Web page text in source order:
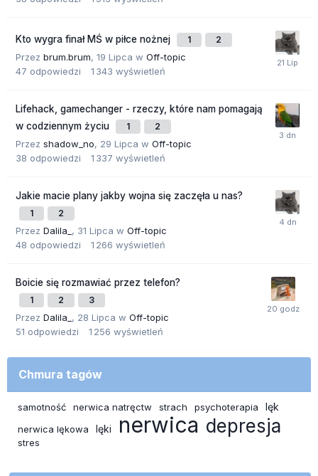
Kto wygra finał MŚ w piłce nożnej 1 2
Przez brum.brum, 19 Lipca w Off-topic
47 odpowiedzi 1 343 wyświetleń
Lifehack, gamechanger - rzeczy, które nam pomagają
w codziennym życiu
1 2
Przez shadow_no, 29 Lipca w Off-topic
38 odpowiedzi 1 337 wyświetleń
Jakie macie plany jakby wojna się zaczęła u nas?
1 2
Przez Dalila_ , 31 Lipca w Off-topic
48 odpowiedzi 1 266 wyświetleń
Boicie się rozmawiać przez telefon?
1 2 3
Przez Dalila_ , 28 Lipca w Off-topic
51 odpowiedzi 1 256 wyświetleń
Chmura tagów
samotność nerwica natręctw strach psychoterapia lęk
nerwica lękowa lęki nerwica depresja
stres